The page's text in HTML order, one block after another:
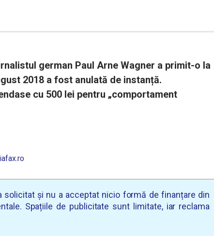
german Paul Arne Wagner a primit-o la
2018 a fost anulată de instanță.
cu 500 lei pentru „comportament
solicitat și nu a acceptat nicio formă de finanțare din
Spațiile de publicitate sunt limitate, iar reclama